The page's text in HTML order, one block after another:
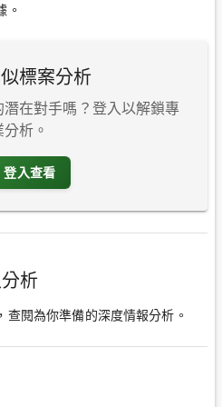
。
標案分析
在對手嗎？登入以解鎖專
分析。
登入查看
析
查閱為你準備的深度情報分析。